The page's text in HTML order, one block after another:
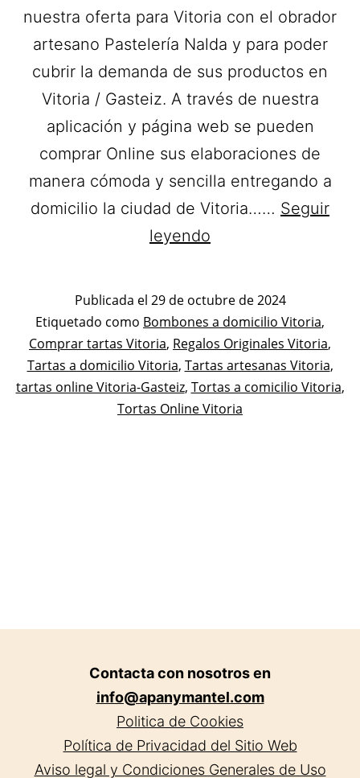
nuestra oferta para Vitoria con el obrador
artesano Pastelería Nalda y para poder
cubrir la demanda de sus productos en
Vitoria / Gasteiz. A través de nuestra
aplicación y página web se pueden
comprar Online sus elaboraciones de
manera cómoda y sencilla entregando a
domicilio la ciudad de Vitoria…… Seguir
leyendo
a
domicilio
en
Vitoria
Publicada el 29 de octubre de 2024
Categorizado
como
Pastelerías
Asociadas
Etiquetado como Bombones a domicilio Vitoria,
Comprar tartas Vitoria, Regalos Originales Vitoria,
Tartas a domicilio Vitoria, Tartas artesanas Vitoria,
tartas online Vitoria-Gasteiz, Tortas a comicilio Vitoria,
Tortas Online Vitoria
Contacta con nosotros en
info@apanymantel.com
Politica de Cookies
Política de Privacidad del Sitio Web
Aviso legal y Condiciones Generales de Uso